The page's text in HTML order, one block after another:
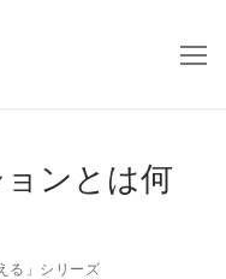
ンとは何
る」シリーズ